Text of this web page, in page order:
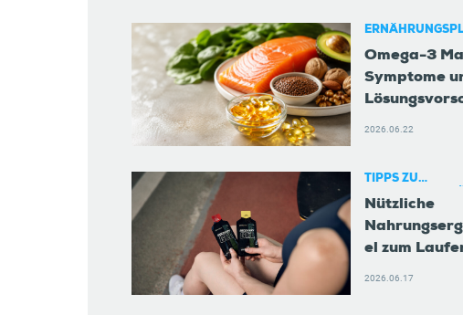
Omega-3
Symptome
2026.06.22
TIPPS ZU
LNützliche
el zum
2026.06.17